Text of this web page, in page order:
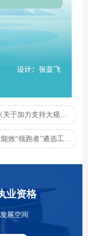
业资格
展空间